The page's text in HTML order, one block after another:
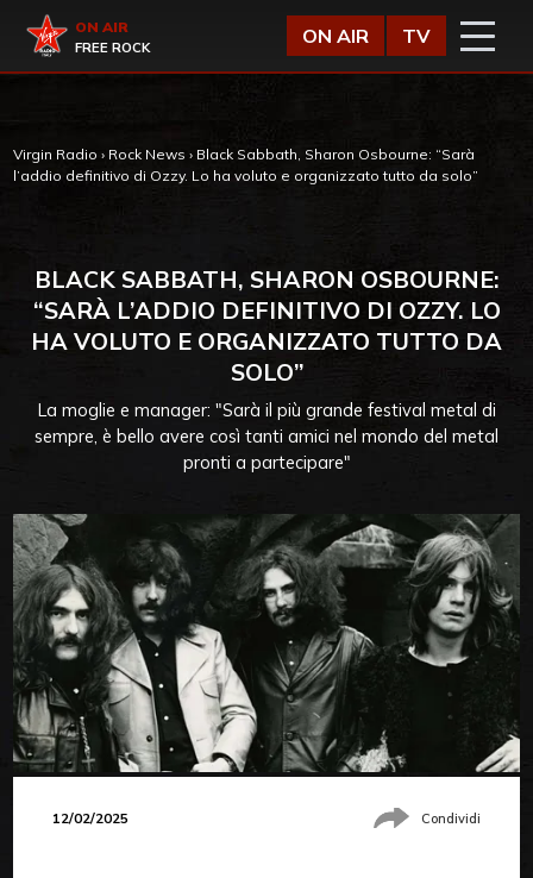
Virgin Radio
ON AIR
FREE ROCK
ON AIR TV
Virgin Radio › Rock News › Black Sabbath, Sharon Osbourne: “Sarà
l’addio definitivo di Ozzy. Lo ha voluto e organizzato tutto da solo”
BLACK SABBATH, SHARON OSBOURNE:
“SARÀ L’ADDIO DEFINITIVO DI OZZY. LO
HA VOLUTO E ORGANIZZATO TUTTO DA
SOLO”
La moglie e manager: "Sarà il più grande festival metal di
sempre, è bello avere così tanti amici nel mondo del metal
pronti a partecipare"
12/02/2025 Condividi